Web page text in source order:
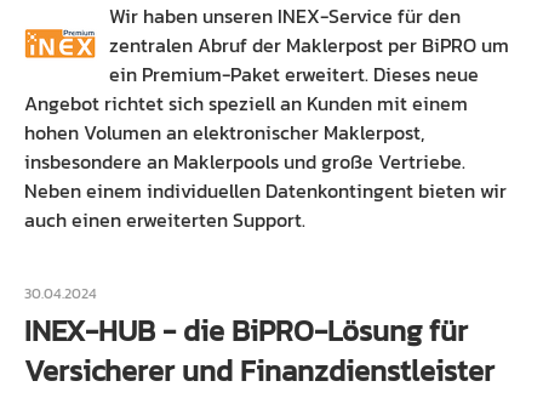
Wir haben unseren INEX-Service für den
zentralen Abruf der Maklerpost per BiPRO um
ein Premium-Paket erweitert. Dieses neue
Angebot richtet sich speziell an Kunden mit einem
hohen Volumen an elektronischer Maklerpost,
insbesondere an Maklerpools und große Vertriebe.
Neben einem individuellen Datenkontingent bieten wir
auch einen erweiterten Support.
30.04.2024
INEX-HUB - die BiPRO-Lösung für
Versicherer und Finanzdienstleister